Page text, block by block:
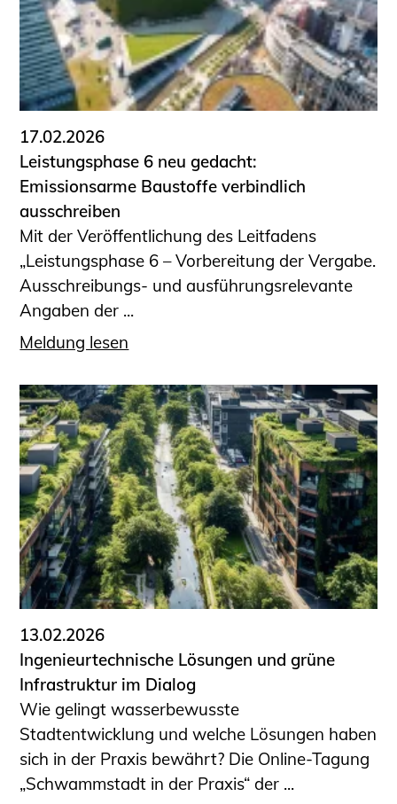
17.02.2026
Leistungsphase 6 neu gedacht:
Emissionsarme Baustoffe verbindlich
ausschreiben
Mit der Veröffentlichung des Leitfadens
„Leistungsphase 6 – Vorbereitung der Vergabe.
Ausschreibungs- und ausführungsrelevante
Angaben der ...
Meldung lesen
13.02.2026
Ingenieurtechnische Lösungen und grüne
Infrastruktur im Dialog
Wie gelingt wasserbewusste
Stadtentwicklung und welche Lösungen haben
sich in der Praxis bewährt? Die Online-Tagung
„Schwammstadt in der Praxis“ der ...